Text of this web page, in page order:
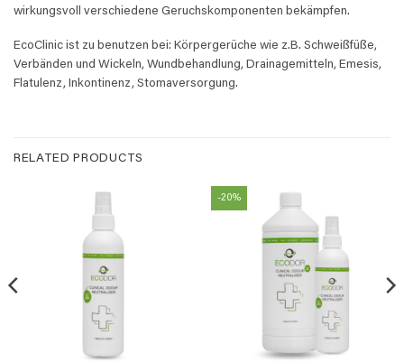
wirkungsvoll verschiedene Geruchskomponenten bekämpfen.
EcoClinic ist zu benutzen bei: Körpergerüche wie z.B. Schweißfüße,
Verbänden und Wickeln, Wundbehandlung, Drainagemitteln, Emesis,
Flatulenz, Inkontinenz, Stomaversorgung.
RELATED PRODUCTS
-20%